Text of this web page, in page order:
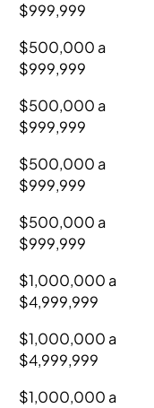
$999,999
$500,000 a
$999,999
$500,000 a
$999,999
$500,000 a
$999,999
$500,000 a
$999,999
$1,000,000 a
$4,999,999
$1,000,000 a
$4,999,999
$1,000,000 a